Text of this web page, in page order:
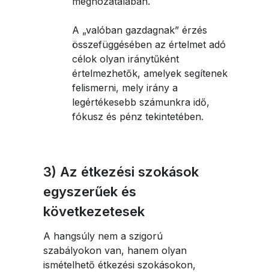
A „valóban gazdagnak” érzés
összefüggésében az értelmet adó
célok olyan iránytűként
értelmezhetők, amelyek segítenek
felismerni, mely irány a
legértékesebb számunkra idő,
fókusz és pénz tekintetében.
3) Az étkezési szokások
egyszerűek és
következetesek
A hangsúly nem a szigorú
szabályokon van, hanem olyan
ismételhető étkezési szokásokon,